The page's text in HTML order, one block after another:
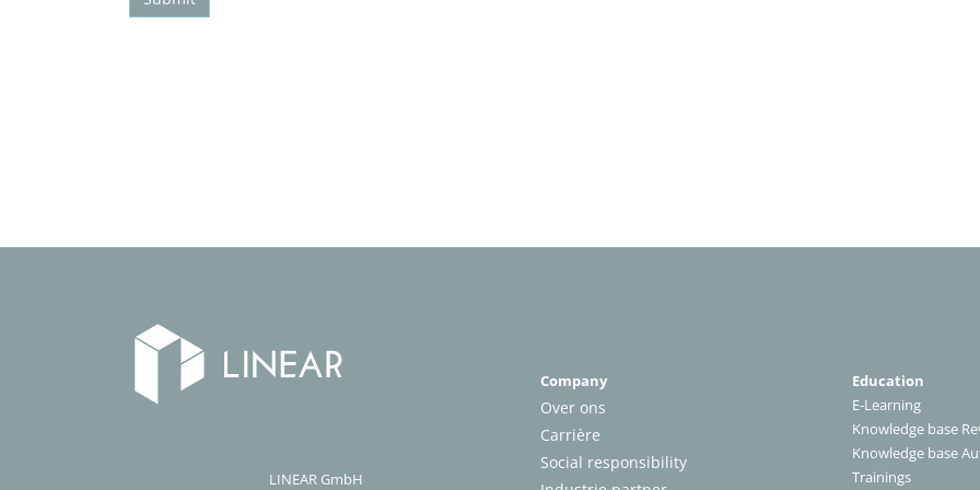
LINEAR GmbH
Company
Over ons
Carrière
Social responsibility
Education
E-Learning
Knowledge base
Knowledge base
Trainings